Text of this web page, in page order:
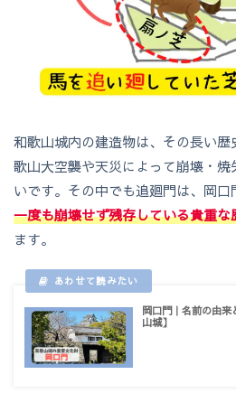
和歌山城内の建造物は、その長い
歌山大空襲や天災によって崩壊・
いです。その中でも追廻門は、岡口
一度も崩壊せず残存している貴重な
ます。
岡口門｜名前の由
山城】